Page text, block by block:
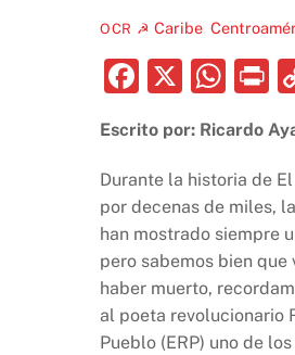
OCR ☭ Caribe ,
F
c
e
b
o
o
k
X
W
at
s
A
p
p
P
Escrito por: Ricardo
Durante la historia de
por decenas de miles,
han mostrado siempre
pero sabemos bien
haber muerto,
al poeta revolucionario
Pueblo (ERP) uno de